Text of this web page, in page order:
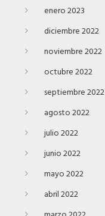
enero 2023
diciembre 2022
noviembre 2022
octubre 2022
septiembre 2022
agosto 2022
julio 2022
junio 2022
mayo 2022
abril 2022